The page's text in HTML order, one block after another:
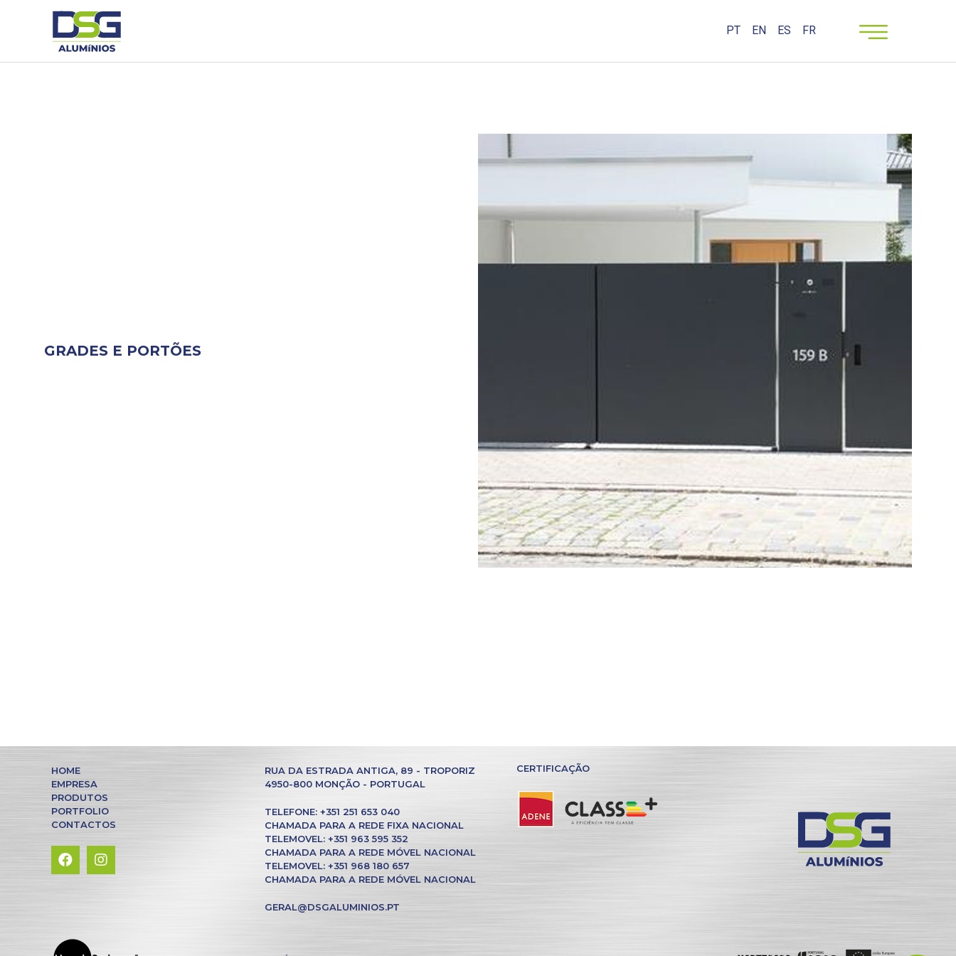
PT EN ES FR
GRADES E PORTÕES
HOME
EMPRESA
PRODUTOS
PORTFOLIO
CONTACTOS
RUA DA ESTRADA ANTIGA, 89 - TROPORIZ
4950-800 MONÇÃO - PORTUGAL
TELEFONE: +351 251 653 040
CHAMADA PARA A REDE FIXA NACIONAL
TELEMOVEL: +351 963 595 352
CHAMADA PARA A REDE MÓVEL NACIONAL
TELEMOVEL: +351 968 180 657
CHAMADA PARA A REDE MÓVEL NACIONAL
GERAL@DSGALUMINIOS.PT
CERTIFICAÇÃO